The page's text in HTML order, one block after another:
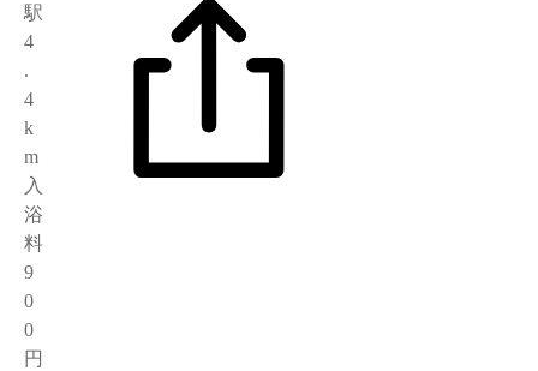
駅
4
.
4
k
m
入
浴
料
9
0
0
円